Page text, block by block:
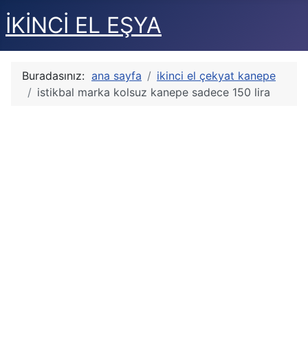
İKİNCİ EL EŞYA
Buradasınız: ana sayfa
ikinci el çekyat kanepe
istikbal marka kolsuz kanepe sadece 150 lira